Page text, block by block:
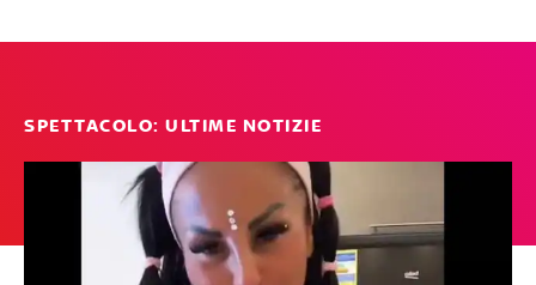
SPETTACOLO: ULTIME NOTIZIE